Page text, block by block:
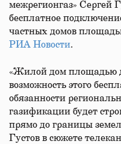
межрегионгаз» Сергей
бесплатное
частных домов
РИА Новости.
«Жилой дом площадью
возможность этого
обязанности
газификации будет
прямо до границы
Густов в сюжете